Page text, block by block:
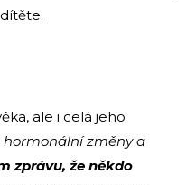
ale i celá jeho
hormonální změny a
zprávu, že někdo